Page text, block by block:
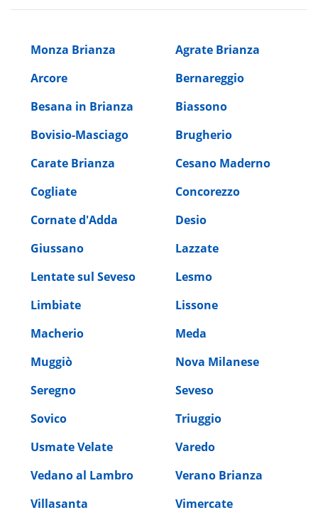
Monza Brianza
Agrate Brianza
Arcore
Bernareggio
Besana in Brianza
Biassono
Bovisio-Masciago
Brugherio
Carate Brianza
Cesano Maderno
Cogliate
Concorezzo
Cornate d'Adda
Desio
Giussano
Lazzate
Lentate sul Seveso
Lesmo
Limbiate
Lissone
Macherio
Meda
Muggiò
Nova Milanese
Seregno
Seveso
Sovico
Triuggio
Usmate Velate
Varedo
Vedano al Lambro
Verano Brianza
Villasanta
Vimercate